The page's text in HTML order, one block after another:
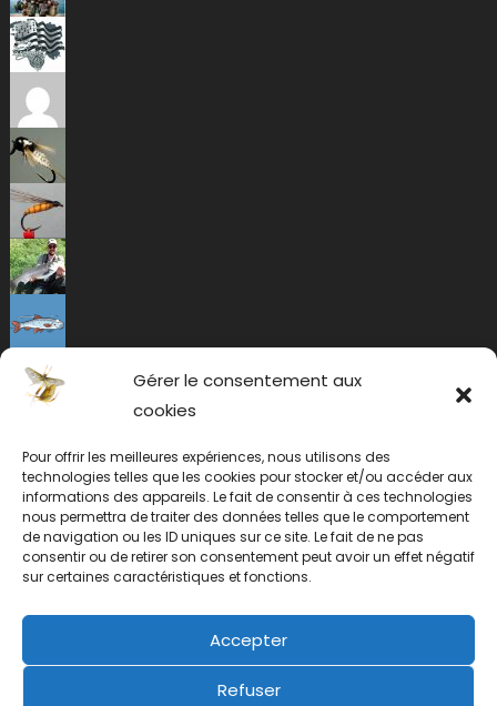
Gérer le consentement aux
cookies
Pour offrir les meilleures expériences, nous utilisons des
technologies telles que les cookies pour stocker et/ou accéder aux
informations des appareils. Le fait de consentir à ces technologies
nous permettra de traiter des données telles que le comportement
de navigation ou les ID uniques sur ce site. Le fait de ne pas
consentir ou de retirer son consentement peut avoir un effet négatif
sur certaines caractéristiques et fonctions.
Accepter
Refuser